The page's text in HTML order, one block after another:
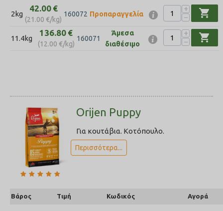
2kg
42.00 €
(21.00 €/kg)
160072 Προπαραγγελία
+
−
shopping_cart
11.4kg
136.80 €
(12.00 €/kg)
160071
Άμεσα
διαθέσιμο
+
−
shopping_cart
Orijen Puppy
Για κουτάβια. Κοτόπουλο.
Περισσότερα...
Βάρος Τιμή Κωδικός Αγορά